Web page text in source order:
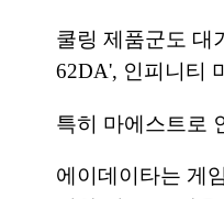
쿨링 제품군도 대
62DA', 인피니티
특히 마에스트로
에이데이타는 게